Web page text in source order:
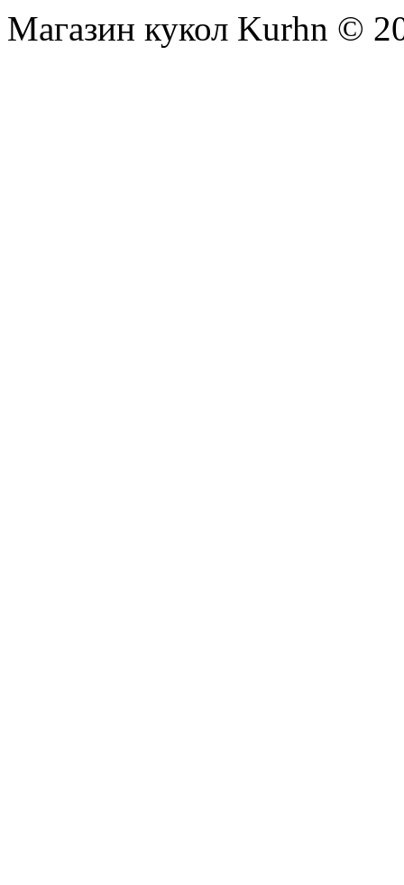
Магазин кукол Kurhn ©